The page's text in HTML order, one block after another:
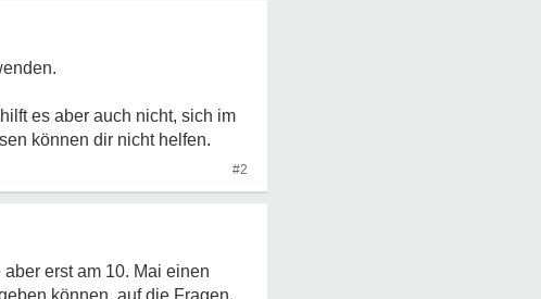
es aber auch nicht, sich im
können dir nicht helfen.
#2
erst am 10. Mai einen
können, auf die Fragen,